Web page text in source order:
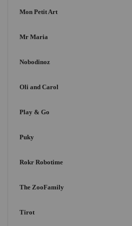
Mon Petit Art
Mr Maria
Nobodinoz
Oli and Carol
Play & Go
Puky
Rokr Robotime
The ZooFamily
Tirot